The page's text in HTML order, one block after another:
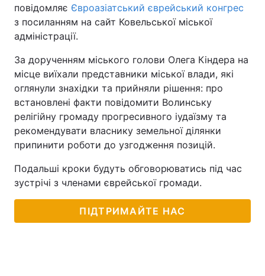
повідомляє Євроазіатський єврейський конгрес
з посиланням на сайт Ковельської міської
адміністрації.
За дорученням міського голови Олега Кіндера на
місце виїхали представники міської влади, які
оглянули знахідки та прийняли рішення: про
встановлені факти повідомити Волинську
релігійну громаду прогресивного іудаїзму та
рекомендувати власнику земельної ділянки
припинити роботи до узгодження позицій.
Подальші кроки будуть обговорюватись під час
зустрічі з членами єврейської громади.
ПІДТРИМАЙТЕ НАС